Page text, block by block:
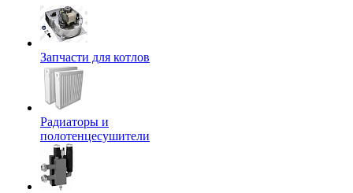
Запчасти для котлов
Радиаторы и
полотенцесушители